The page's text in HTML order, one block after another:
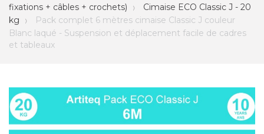
fixations + câbles + crochets)
Cimaise ECO Classic J - 20
kg
Pack complet 6 mètres cimaise Classic J couleur
Blanc laqué - Suspension et déplacement facile de cadres
et tableaux